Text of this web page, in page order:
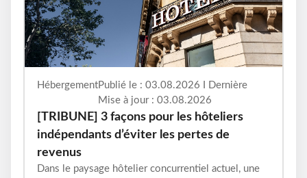
HébergementPublié le : 03.08.2026 I Dernière
Mise à jour : 03.08.2026
[TRIBUNE] 3 façons pour les hôteliers
indépendants d’éviter les pertes de
revenus
Dans le paysage hôtelier concurrentiel actuel, une